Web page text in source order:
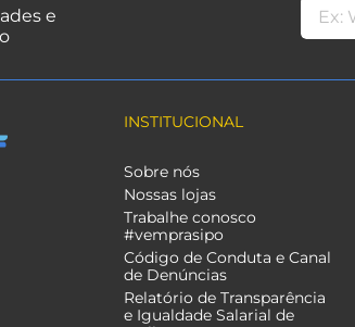
e
INSTITUCIONAL
Sobre nós
Nossas lojas
Trabalhe conosco
#vemprasipo
Código de Conduta e Canal
de Denúncias
Relatório de Transparência
e Igualdade Salarial de